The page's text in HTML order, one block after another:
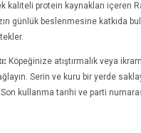
kaliteli protein kaynakları içeren
günlük beslenmesine katkıda
Köpeğinize atıştırmalık veya
Serin ve kuru bir yerde
kullanma tarihi ve parti